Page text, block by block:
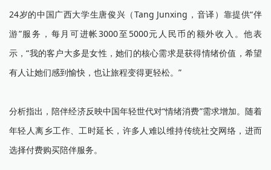
24岁的中国广西大学生唐俊兴（Tang Junxing，音译）靠提供“伴
游”服务，每月可进帐3000至5000元人民币的额外收入。他表
示，“我的客户大多是女性，她们的核心需求是获得情绪价值，希望
有人让她们感到愉快，也让旅程变得更轻松。”
分析指出，陪伴经济反映中国年轻世代对“情绪消费”需求增加。随着
年轻人离乡工作、工时延长，许多人难以维持传统社交网络，进而
选择付费购买陪伴服务。